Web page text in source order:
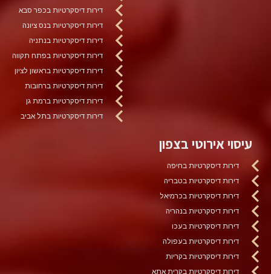
דירות דיסקרטיות בכפר סבא
דירות דיסקרטיות בנס ציונה
דירות דיסקרטיות בנתניה
דירות דיסקרטיות בפתח תקווה
דירות דיסקרטיות בראשון לציון
דירות דיסקרטיות ברחובות
דירות דיסקרטיות ברמת גן
דירות דיסקרטיות בתל אביב
עיסוי אירוטי בצפון
דירות דיסקרטיות בחיפה
דירות דיסקרטיות בטבריה
דירות דיסקרטיות בכרמיאל
דירות דיסקרטיות בנהריה
דירות דיסקרטיות בעכו
דירות דיסקרטיות בעפולה
דירות דיסקרטיות בקריות
דירות דיסקרטיות בקרית אתא